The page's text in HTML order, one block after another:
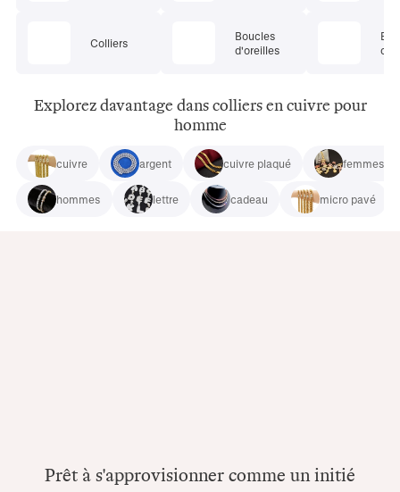
Colliers
Boucles
d'oreilles
Explorez davantage dans colliers en cuivre pour
homme
cuivre argent cuivre plaqué femmes
hommes lettre cadeau micro pavé
Prêt à s'approvisionner comme un initié